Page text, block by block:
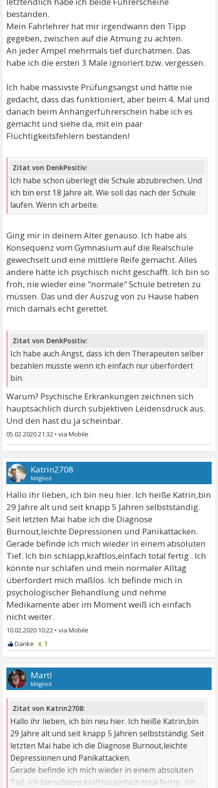
bestanden.
Mein Fahrlehrer hat mir irgendwann den Tipp
gegeben, zwischen auf die Atmung zu achten.
An jeder Ampel mehrmals tief durchatmen. Das
habe ich die ersten 3 Male ignoriert bzw. vergessen.
Ich habe massivste Prüfungsangst und hätte nie
gedacht, dass das funktioniert, aber beim 4. Mal und
danach beim Anhängerführerschein habe ich es
gemacht und siehe da, mit ein paar
Flüchtigkeitsfehlern bestanden!
Zitat von DenkPositiv:
Ich habe schon überlegt die Schule abzubrechen. Und
ich bin erst 18 Jahre alt. Wie soll das nach der Schule
laufen. Wenn ich arbeite.
Ging mir in deinem Alter genauso. Ich habe als
Konsequenz vom Gymnasium auf die Realschule
gewechselt und eine mittlere Reife gemacht. Alles
andere hätte ich psychisch nicht geschafft. Ich bin so
froh, nie wieder eine "normale" Schule betreten zu
müssen. Das und der Auszug von zu Hause haben
mich damals echt gerettet.
Zitat von DenkPositiv:
Ich habe auch Angst, dass ich den Therapeuten selber
bezahlen müsste wenn ich einfach nur überfordert
bin.
Warum? Psychische Erkrankungen zeichnen sich
hauptsächlich durch subjektiven Leidensdruck aus.
Und den hast du ja scheinbar.
05.02.2020 21:32 •
Katrin2708
Mitglied
Hallo ihr lieben, ich bin neu hier. Ich heiße Katrin,bin
29 Jahre alt und seit knapp 5 Jahren selbstständig.
Seit letzten Mai habe ich die Diagnose
Burnout,leichte Depressionen und Panikattacken.
Gerade befinde ich mich wieder in einem absoluten
Tief. Ich bin schlapp,kraftlos,einfach total fertig . Ich
könnte nur schlafen und mein normaler Alltag
überfordert mich maßlos. Ich befinde mich in
psychologischer Behandlung und nehme
Medikamente aber im Moment weiß ich einfach
nicht weiter.
10.02.2020 10:22 •
x 1
Martl
Mitglied
Zitat von Katrin2708:
Hallo ihr lieben, ich bin neu hier. Ich heiße Katrin,bin
29 Jahre alt und seit knapp 5 Jahren selbstständig. Seit
letzten Mai habe ich die Diagnose Burnout,leichte
Depressionen und Panikattacken.
Gerade befinde ich mich wieder in einem absoluten
Tief. Ich bin schlapp,kraftlos,einfach total fertig . Ich